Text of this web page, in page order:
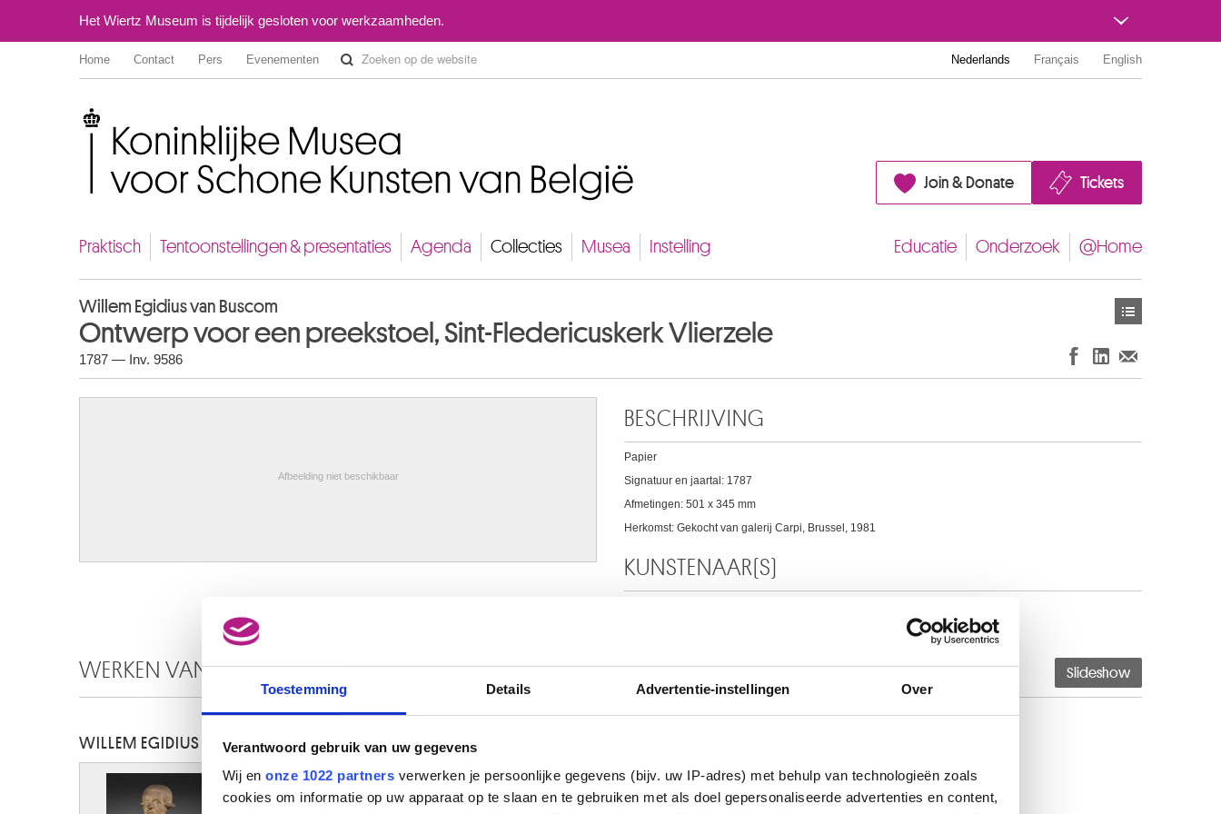
Toestemming Details Advertentie-instellingen Over
Verantwoord gebruik van uw gegevens
Wij en onze 1022 partners verwerken je persoonlijke gegevens (bijv. uw IP-adres) met behulp van technologieën zoals
cookies om informatie op uw apparaat op te slaan en te gebruiken met als doel gepersonaliseerde advertenties en content,
Het Wiertz Museum is tijdelijk gesloten voor werkzaamheden.
Home Contact Pers Evenementen Nederlands Français English
Join & Donate Tickets
Praktisch Tentoonstellingen & presentaties Agenda Collecties Musea Instelling Educatie Onderzoek @Home
Willem Egidius van Buscom
Ontwerp voor een preekstoel, Sint-Fledericuskerk Vlierzele
1787 — Inv. 9586
Afbeelding niet beschikbaar
BESCHRIJVING
Papier
Signatuur en jaartal: 1787
Afmetingen: 501 x 345 mm
Herkomst: Gekocht van galerij Carpi, Brussel, 1981
KUNSTENAAR(S)
WERKEN VAN DEZELFDE KUNSTENAAR Slideshow
WILLEM EGIDIUS VAN BUSCOM